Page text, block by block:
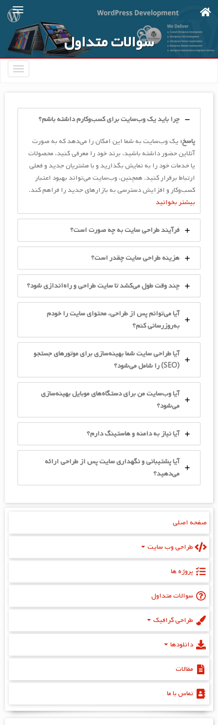
Skip
content
سوالات متداول
چرا باید یک وب‌سایت برای کسب‌وکارم داشته باشم؟
پاسخ: یک وب‌سایت به شما این امکان را می‌دهد که به صورت
آنلاین حضور داشته باشید، برند خود را معرفی کنید، محصولات
یا خدمات خود را به نمایش بگذارید و با مشتریان جدید و فعلی
ارتباط برقرار کنید. همچنین، وب‌سایت می‌تواند بهبود اعتبار
کسب‌وکار و افزایش دسترسی به بازارهای جدید را فراهم کند.
بیشتر بخوانید
فرآیند طراحی سایت به چه صورت است؟
هزینه طراحی سایت چقدر است؟
چند وقت طول می‌کشد تا سایت طراحی و راه‌اندازی شود؟
آیا می‌توانم پس از طراحی، محتوای سایت را خودم
به‌روزرسانی کنم؟
آیا طراحی سایت شما بهینه‌سازی برای موتورهای جستجو
(SEO) را شامل می‌شود؟
آیا وب‌سایت من برای دستگاه‌های موبایل بهینه‌سازی
می‌شود؟
آیا نیاز به دامنه و هاستینگ دارم؟
آیا پشتیبانی و نگهداری سایت پس از طراحی ارائه
می‌دهید؟
صفحه اصلی
طراحی وب سایت
پروژه‌ ها
سوالات متداول
طراحی گرافیک
دانلودها
مقالات
تماس با ما